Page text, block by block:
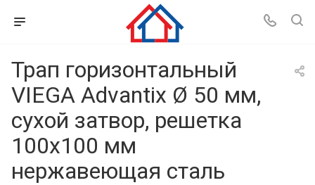
Трап горизонтальный
VIEGA Advantix Ø 50 мм,
сухой затвор, решетка
100x100 мм
нержавеющая сталь